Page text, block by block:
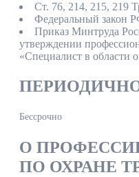
Ст. 76, 214, 215, 219
Федеральный закон
Приказ Минтруда
утверждении
«Специалист в области
Бессрочно
О
ПО ОХРАНЕ